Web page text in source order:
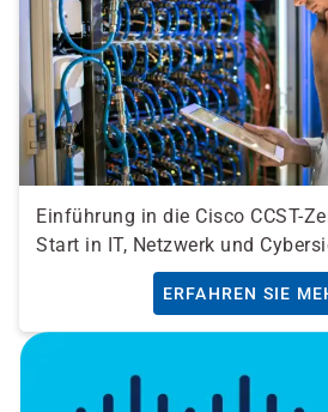
Einführung in die Cisco CCST-
Start in IT, Netzwerk und
ERFAHREN SIE